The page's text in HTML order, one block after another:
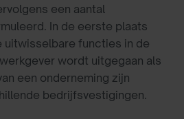
een aantal
In de eerste plaats
uitwisselbare functies in de
wordt uitgegaan als
een onderneming zijn
bedrijfsvestigingen.